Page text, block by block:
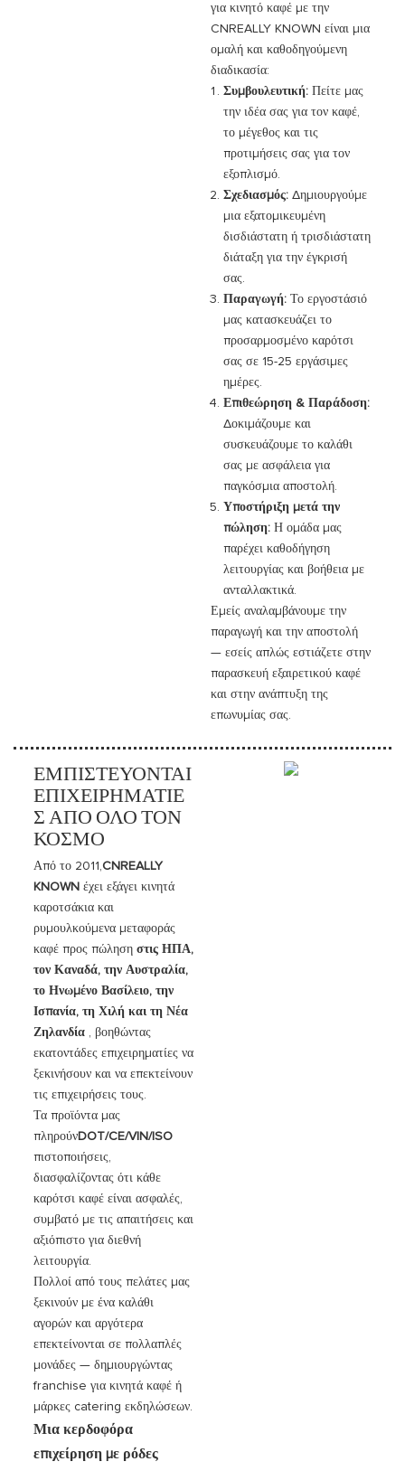
για κινητό καφέ με την
CNREALLY KNOWN είναι μια
ομαλή και καθοδηγούμενη
διαδικασία:
Συμβουλευτική:Πείτε μας
την ιδέα σας για τον καφέ,
το μέγεθος και τις
προτιμήσεις σας για τον
εξοπλισμό.
Σχεδιασμός:Δημιουργούμε
μια εξατομικευμένη
δισδιάστατη ή τρισδιάστατη
διάταξη για την έγκρισή
σας.
Παραγωγή:Το εργοστάσιό
μας κατασκευάζει το
προσαρμοσμένο καρότσι
σας σε 15-25 εργάσιμες
ημέρες.
Επιθεώρηση & Παράδοση:
Δοκιμάζουμε και
συσκευάζουμε το καλάθι
σας με ασφάλεια για
παγκόσμια αποστολή.
Υποστήριξη μετά την
πώληση:Η ομάδα μας
παρέχει καθοδήγηση
λειτουργίας και βοήθεια με
ανταλλακτικά.
Εμείς αναλαμβάνουμε την
παραγωγή και την αποστολή
— εσείς απλώς εστιάζετε στην
παρασκευή εξαιρετικού καφέ
και στην ανάπτυξη της
επωνυμίας σας.
ΕΜΠΙΣΤΕΎΟΝΤΑΙ
ΕΠΙΧΕΙΡΗΜΑΤΊΕ
Σ ΑΠΌ ΌΛΟ ΤΟΝ
ΚΌΣΜΟ
Από το 2011,CNREALLY
KNOWN έχει εξάγει κινητά
καροτσάκια και
ρυμουλκούμενα μεταφοράς
καφέ προς πώλησηστις ΗΠΑ,
τον Καναδά, την Αυστραλία,
το Ηνωμένο Βασίλειο, την
Ισπανία, τη Χιλή και τη Νέα
Ζηλανδία , βοηθώντας
εκατοντάδες επιχειρηματίες να
ξεκινήσουν και να επεκτείνουν
τις επιχειρήσεις τους.
Τα προϊόντα μας
πληρούνDOT/CE/VIN/ISO
πιστοποιήσεις,
διασφαλίζοντας ότι κάθε
καρότσι καφέ είναι ασφαλές,
συμβατό με τις απαιτήσεις και
αξιόπιστο για διεθνή
λειτουργία.
Πολλοί από τους πελάτες μας
ξεκινούν με ένα καλάθι
αγορών και αργότερα
επεκτείνονται σε πολλαπλές
μονάδες — δημιουργώντας
franchise για κινητά καφέ ή
μάρκες catering εκδηλώσεων.
Μια κερδοφόρα
επιχείρηση με ρόδες